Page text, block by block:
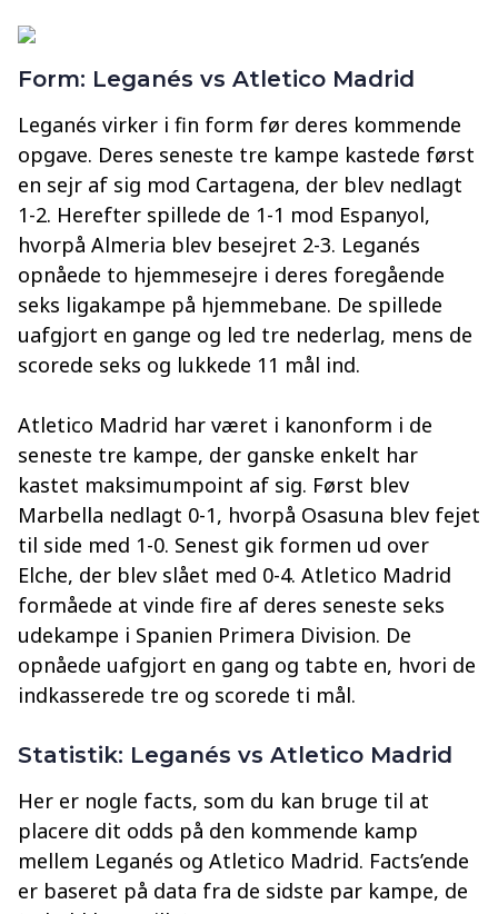
Form: Leganés vs Atletico Madrid
Leganés virker i fin form før deres kommende
opgave. Deres seneste tre kampe kastede først
en sejr af sig mod Cartagena, der blev nedlagt
1-2. Herefter spillede de 1-1 mod Espanyol,
hvorpå Almeria blev besejret 2-3. Leganés
opnåede to hjemmesejre i deres foregående
seks ligakampe på hjemmebane. De spillede
uafgjort en gange og led tre nederlag, mens de
scorede seks og lukkede 11 mål ind.
Atletico Madrid har været i kanonform i de
seneste tre kampe, der ganske enkelt har
kastet maksimumpoint af sig. Først blev
Marbella nedlagt 0-1, hvorpå Osasuna blev fejet
til side med 1-0. Senest gik formen ud over
Elche, der blev slået med 0-4. Atletico Madrid
formåede at vinde fire af deres seneste seks
udekampe i Spanien Primera Division. De
opnåede uafgjort en gang og tabte en, hvori de
indkasserede tre og scorede ti mål.
Statistik: Leganés vs Atletico Madrid
Her er nogle facts, som du kan bruge til at
placere dit odds på den kommende kamp
mellem Leganés og Atletico Madrid. Facts’ende
er baseret på data fra de sidste par kampe, de